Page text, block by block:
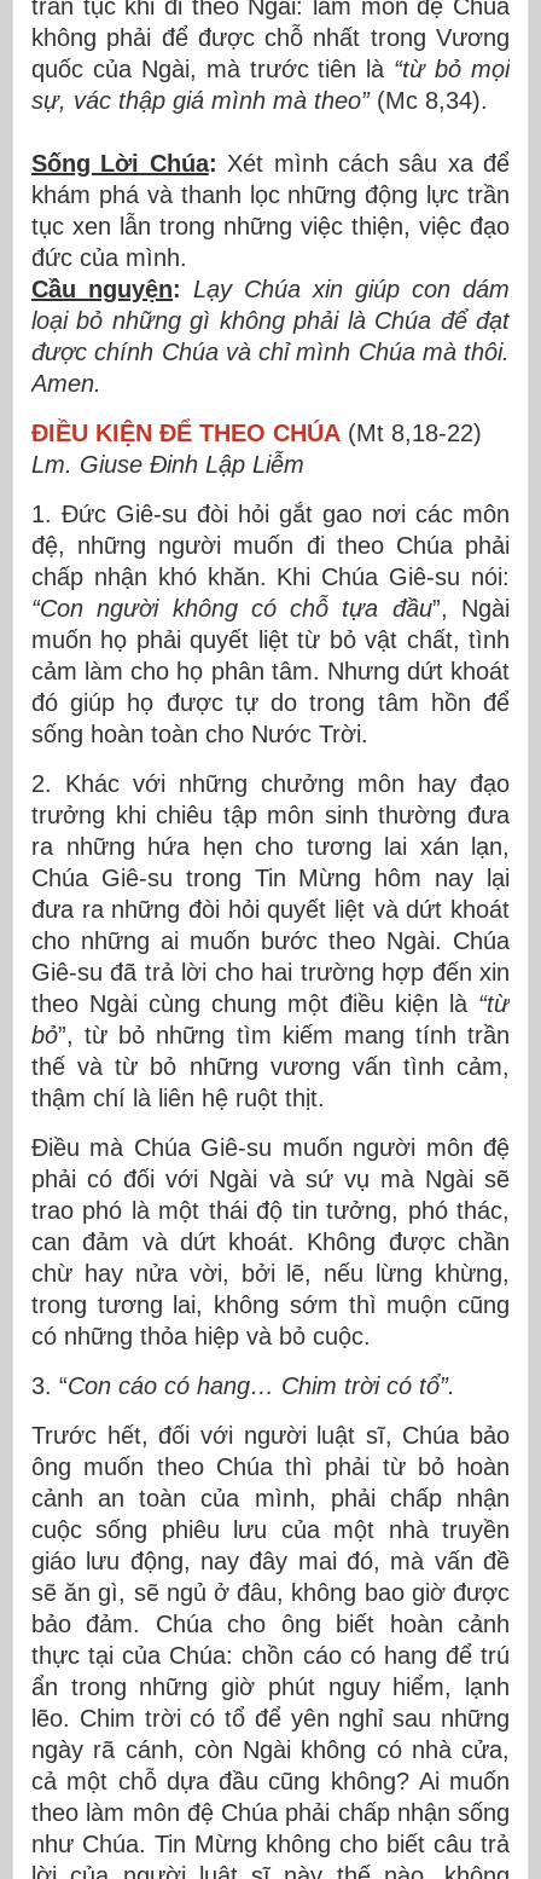
trần tục khi đi theo Ngài: làm môn đệ Chúa
không phải để được chỗ nhất trong Vương
quốc của Ngài, mà trước tiên là “từ bỏ mọi
sự, vác thập giá mình mà theo”(Mc 8,34).
Sống Lời Chúa: Xét mình cách sâu xa để
khám phá và thanh lọc những động lực trần
tục xen lẫn trong những việc thiện, việc đạo
đức của mình.
Cầu nguyện: Lạy Chúa xin giúp con dám
loại bỏ những gì không phải là Chúa để đạt
được chính Chúa và chỉ mình Chúa mà thôi.
Amen.
ĐIỀU KIỆN ĐỂ THEO CHÚA (Mt 8,18-22)
Lm. Giuse Đinh Lập Liễm
1. Đức Giê-su đòi hỏi gắt gao nơi các môn
đệ, những người muốn đi theo Chúa phải
chấp nhận khó khăn. Khi Chúa Giê-su nói:
“Con người không có chỗ tựa đầu”, Ngài
muốn họ phải quyết liệt từ bỏ vật chất, tình
cảm làm cho họ phân tâm. Nhưng dứt khoát
đó giúp họ được tự do trong tâm hồn để
sống hoàn toàn cho Nước Trời.
2. Khác với những chưởng môn hay đạo
trưởng khi chiêu tập môn sinh thường đưa
ra những hứa hẹn cho tương lai xán lạn,
Chúa Giê-su trong Tin Mừng hôm nay lại
đưa ra những đòi hỏi quyết liệt và dứt khoát
cho những ai muốn bước theo Ngài. Chúa
Giê-su đã trả lời cho hai trường hợp đến xin
theo Ngài cùng chung một điều kiện là “từ
bỏ”, từ bỏ những tìm kiếm mang tính trần
thế và từ bỏ những vương vấn tình cảm,
thậm chí là liên hệ ruột thịt.
Điều mà Chúa Giê-su muốn người môn đệ
phải có đối với Ngài và sứ vụ mà Ngài sẽ
trao phó là một thái độ tin tưởng, phó thác,
can đảm và dứt khoát. Không được chần
chừ hay nửa vời, bởi lẽ, nếu lừng khừng,
trong tương lai, không sớm thì muộn cũng
có những thỏa hiệp và bỏ cuộc.
3. “Con cáo có hang… Chim trời có tổ”.
Trước hết, đối với người luật sĩ, Chúa bảo
ông muốn theo Chúa thì phải từ bỏ hoàn
cảnh an toàn của mình, phải chấp nhận
cuộc sống phiêu lưu của một nhà truyền
giáo lưu động, nay đây mai đó, mà vấn đề
sẽ ăn gì, sẽ ngủ ở đâu, không bao giờ được
bảo đảm. Chúa cho ông biết hoàn cảnh
thực tại của Chúa: chồn cáo có hang để trú
ẩn trong những giờ phút nguy hiểm, lạnh
lẽo. Chim trời có tổ để yên nghỉ sau những
ngày rã cánh, còn Ngài không có nhà cửa,
cả một chỗ dựa đầu cũng không? Ai muốn
theo làm môn đệ Chúa phải chấp nhận sống
như Chúa. Tin Mừng không cho biết câu trả